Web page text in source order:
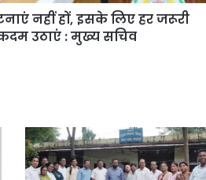
नहीं हों, इसके लिए हर जरूरी
उठाएं : मुख्य सचिव